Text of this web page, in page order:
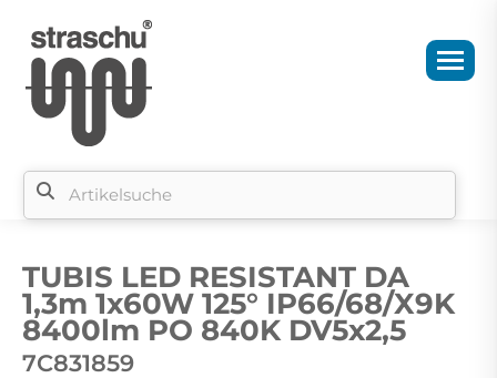
TUBIS LED RESISTANT DA
1,3m 1x60W 125° IP66/68/X9K
8400lm PO 840K DV5x2,5
7C831859